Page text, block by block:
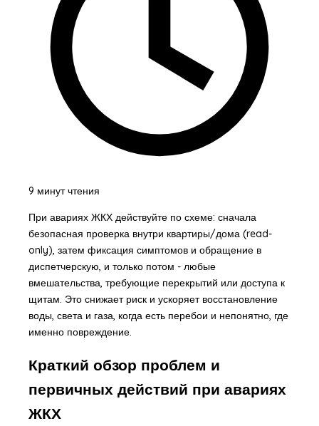
9 минут чтения
При авариях ЖКХ действуйте по схеме: сначала
безопасная проверка внутри квартиры/дома (read-
only), затем фиксация симптомов и обращение в
диспетчерскую, и только потом - любые
вмешательства, требующие перекрытий или доступа к
щитам. Это снижает риск и ускоряет восстановление
воды, света и газа, когда есть перебои и непонятно, где
именно повреждение.
Краткий обзор проблем и
первичных действий при авариях
ЖКХ